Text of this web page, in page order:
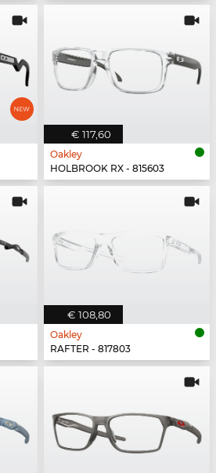
€ 117,60
Oakley
HOLBROOK RX - 815603
€ 108,80
Oakley
RAFTER - 817803